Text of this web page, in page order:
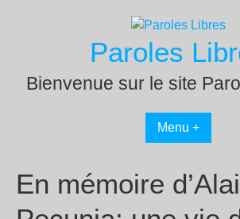
Paroles
Bienvenue sur le site
Menu +
En mémoire